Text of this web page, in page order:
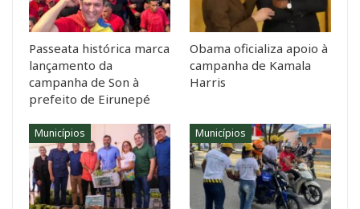
Passeata histórica marca
lançamento da
campanha de Son à
prefeito de Eirunepé
Obama oficializa apoio à
campanha de Kamala
Harris
Municípios Municípios